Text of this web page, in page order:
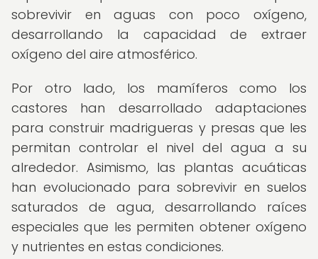
sobrevivir en aguas con poco oxígeno,
desarrollando la capacidad de extraer
oxígeno del aire atmosférico.
Por otro lado, los mamíferos como los
castores han desarrollado adaptaciones
para construir madrigueras y presas que les
permitan controlar el nivel del agua a su
alrededor. Asimismo, las plantas acuáticas
han evolucionado para sobrevivir en suelos
saturados de agua, desarrollando raíces
especiales que les permiten obtener oxígeno
y nutrientes en estas condiciones.